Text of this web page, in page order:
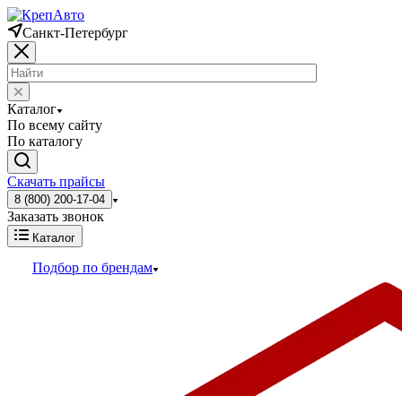
Санкт-Петербург
Каталог
По всему сайту
По каталогу
Скачать прайсы
8 (800) 200-17-04
Заказать звонок
Каталог
Подбор по брендам